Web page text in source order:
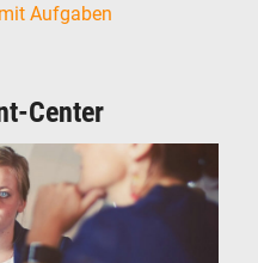
Aufgaben
Center